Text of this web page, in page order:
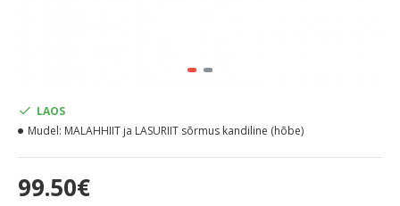
99.50€
LAOS
Mudel: MALAHHIIT ja LASURIIT sõrmus kandiline (hõbe)